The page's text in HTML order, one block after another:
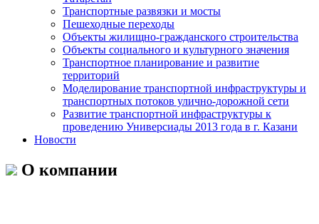
Транспортные развязки и мосты
Пешеходные переходы
Объекты жилищно-гражданского строительства
Объекты социального и культурного значения
Транспортное планирование и развитие
территорий
Моделирование транспортной инфраструктуры и
транспортных потоков улично-дорожной сети
Развитие транспортной инфраструктуры к
проведению Универсиады 2013 года в г. Казани
Новости
О компании